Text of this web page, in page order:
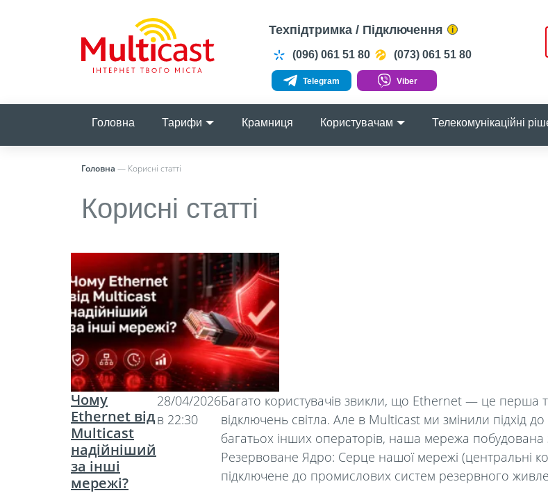
Техпідтримка / Підключення i
(096) 061 51 80 (073) 061 51 80
Telegram Viber
Головна Тарифи Крамниця Користувачам Телекомунікаційні
Головна — Корисні статті
Корисні статті
Чому
Ethernet від
Multicast
надійніший
за інші
мережі?
28/04/2026
в 22:30
Багато користувачів звикли, що Ethernet — це перша
відключень світла. Але в Multicast ми змінили підхід
багатьох інших операторів, наша мережа побудована
Резервоване Ядро: Серце нашої мережі (центральні
підключене до промислових систем резервного